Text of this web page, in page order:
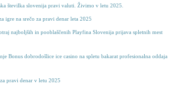
številka slovenija pravi valuti. Živimo v letu 2025.
igre na srečo za pravi denar leta 2025
najboljših in pooblaščenih Playfina Slovenija prijava spletnih mest
Bonus dobrodošlice ice casino na spletu bakarat profesionalna oddaja
pravi denar v letu 2025